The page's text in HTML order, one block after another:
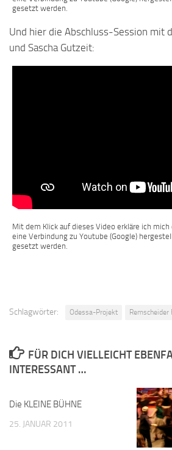
gesetzt werden.
Und hier die Abschluss-Session mit
und Sascha Gutzeit:
Mit dem Klick auf dieses Video erkläre ich
eine Verbindung zu Youtube (Google)
gesetzt werden.
Schlagwörter: Odessa-Projekt Remscheider
FÜR DICH VIELLEICHT
INTERESSANT …
Die KLEINE BÜHNE
25. JANUAR 2011